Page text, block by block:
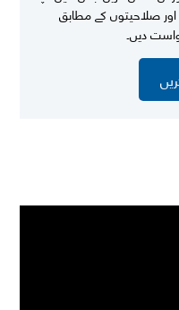
صلاحیتوں کے مطابق
دیں۔